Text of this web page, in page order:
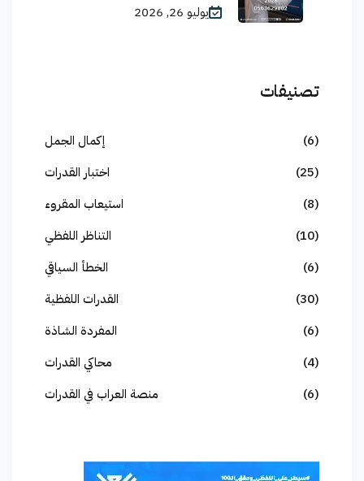
يوليو 26, 2026
تصنيفات
إكمال الجمل
(6)
اختبار القدرات
(25)
استيعاب المقروء
(8)
التناظر اللفظي
(10)
الخطأ السياقي
(6)
القدرات اللفظية
(30)
المفردة الشاذة
(6)
محاكي القدرات
(4)
منصة العراب في القدرات
(6)